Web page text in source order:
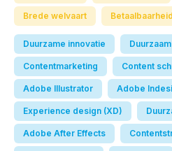
Brede welvaart
Duurzame innovatie
Contentmarketing Content
Adobe Illustrator Adobe
Experience design (XD)
Adobe After Effects